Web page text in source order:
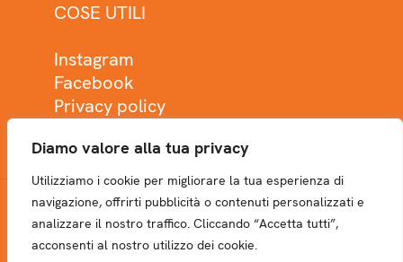
Diamo valore alla tua privacy
Utilizziamo i cookie per migliorare la tua esperienza di
navigazione, offrirti pubblicità o contenuti personalizzati e
analizzare il nostro traffico. Cliccando “Accetta tutti”,
acconsenti al nostro utilizzo dei cookie.
COSE UTILI
Instagram
Facebook
Privacy policy
NEWSLETTER